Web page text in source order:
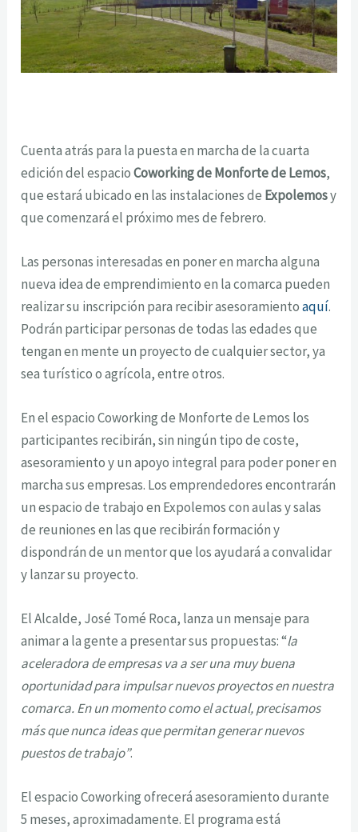
Cuenta atrás para la puesta en marcha de la cuarta
edición del espacioCoworking de Monforte de Lemos,
que estará ubicado en las instalaciones de Expolemosy
que comenzará el próximo mes de febrero.
Las personas interesadas en poner en marcha alguna
nueva idea de emprendimiento en la comarca pueden
realizar su inscripción para recibir asesoramientoaquí.
Podrán participar personas de todas las edades que
tengan en mente un proyecto de cualquier sector, ya
sea turístico o agrícola, entre otros.
En el espacio Coworking de Monforte de Lemos los
participantes recibirán, sin ningún tipo de coste,
asesoramiento y un apoyo integral para poder poner en
marcha sus empresas. Los emprendedores encontrarán
un espacio de trabajo en Expolemos con aulas y salas
de reuniones en las que recibirán formación y
dispondrán de un mentor que los ayudará a convalidar
y lanzar su proyecto.
El Alcalde, José Tomé Roca, lanza un mensaje para
animar a la gente a presentar sus propuestas: “la
aceleradora de empresas va a ser una muy buena
oportunidad para impulsar nuevos proyectos en nuestra
comarca. En un momento como el actual, precisamos
más que nunca ideas que permitan generar nuevos
puestos de trabajo”.
El espacio Coworking ofrecerá asesoramiento durante
5 meses, aproximadamente. El programa está